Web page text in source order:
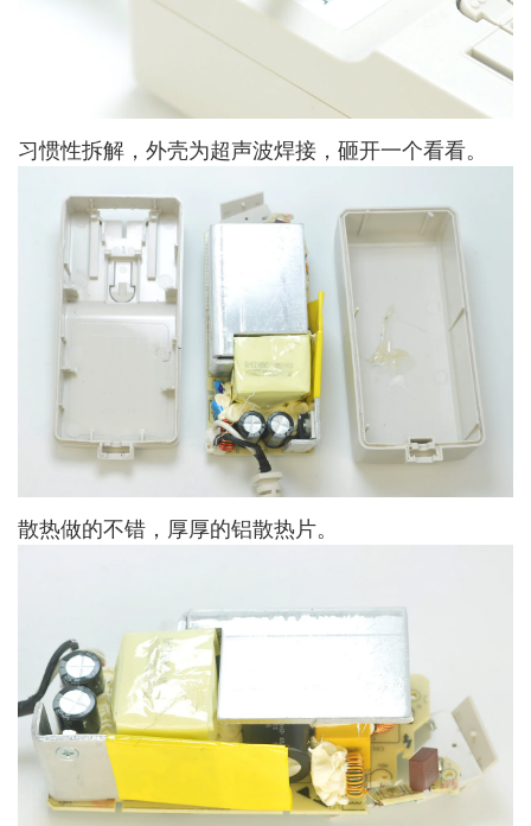
习惯性拆解，外壳为超声波焊接，砸开一个看看。
散热做的不错，厚厚的铝散热片。